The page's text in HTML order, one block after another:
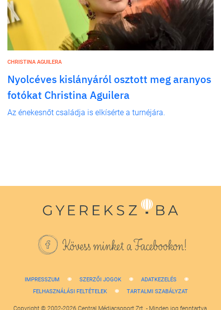
CHRISTINA AGUILERA
Nyolcéves kislányáról osztott meg aranyos
fotókat Christina Aguilera
Az énekesnőt családja is elkísérte a turnéjára.
Kövess minket a Facebookon!
IMPRESSZUM SZERZŐI JOGOK
ADATKEZELÉS
FELHASZNÁLÁSI FELTÉTELEK
TARTALMI SZABÁLYZAT
Copyright © 2002-2026 Central Médiacsoport Zrt. - Minden jog fenntartva.